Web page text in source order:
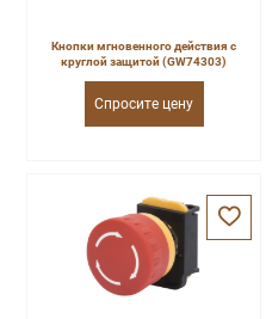
Кнопки мгновенного действия с
круглой защитой (GW74303)
Спросите цену